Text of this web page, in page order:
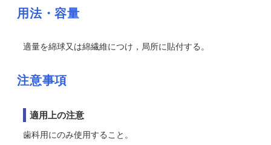
用法・容量
適量を綿球又は綿繊維につけ，局所に貼付する。
注意事項
適用上の注意
歯科用にのみ使用すること。